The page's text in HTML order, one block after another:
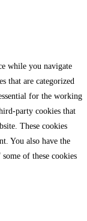
while you navigate
that are categorized
for the working
party cookies that
These cookies
You also have the
of these cookies